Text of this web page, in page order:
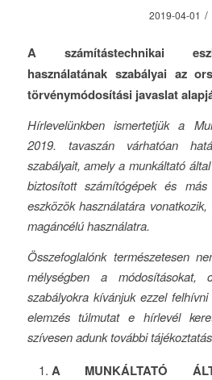
2019-04-01 /
A számítástechnikai
használatának szabályai az
törvénymódosítási javaslat
Hírlevelünkben ismertetjük a
2019. tavaszán várhatóan
szabályait, amely a munkáltató
biztosított számítógépek és más
eszközök használatára
magáncélú használatra.
Összefoglalónk természetesen
mélységben a módosításokat,
szabályokra kívánjuk ezzel
elemzés túlmutat e hírlevél
szívesen adunk további
A MUNKÁLTATÓ